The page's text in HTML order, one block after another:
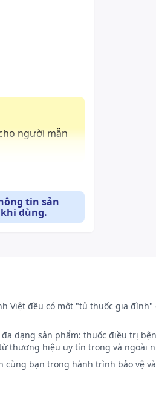
người mẫn
tin sản
dùng.
Việt đều có một "tủ thuốc gia
dạng sản phẩm: thuốc điều trị
thương hiệu uy tín trong và ngoài
bạn trong hành trình bảo vệ